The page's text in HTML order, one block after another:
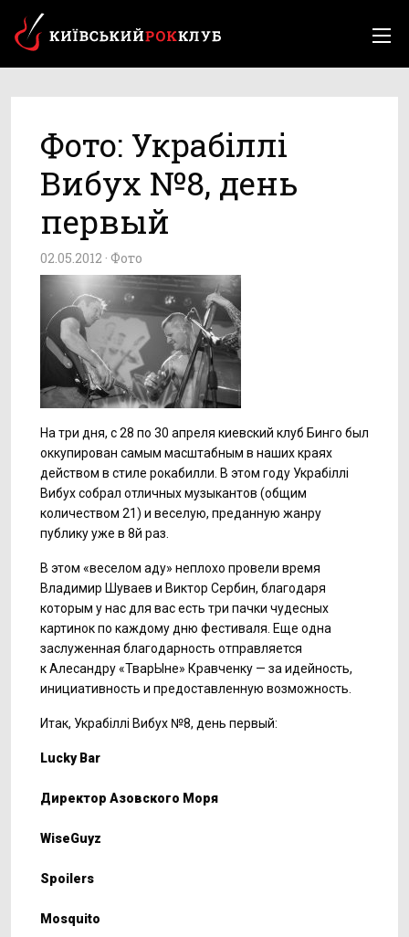
Фото: Украбіллі
Вибух №8, день
первый
02.05.2012 · Фото
На три дня, с 28 по 30 апреля киевский клуб Бинго был
оккупирован самым масштабным в наших краях
действом в стиле рокабилли. В этом году Украбіллі
Вибух собрал отличных музыкантов (общим
количеством 21) и веселую, преданную жанру
публику уже в 8й раз.
В этом «веселом аду» неплохо провели время
Владимир Шуваев и Виктор Сербин, благодаря
которым у нас для вас есть три пачки чудесных
картинок по каждому дню фестиваля. Еще одна
заслуженная благодарность отправляется
к Алесандру «ТварЫне» Кравченку — за идейность,
инициативность и предоставленную возможность.
Итак, Украбіллі Вибух №8, день первый:
Lucky Bar
Директор Азовского Моря
WiseGuyz
Spoilers
Mosquito